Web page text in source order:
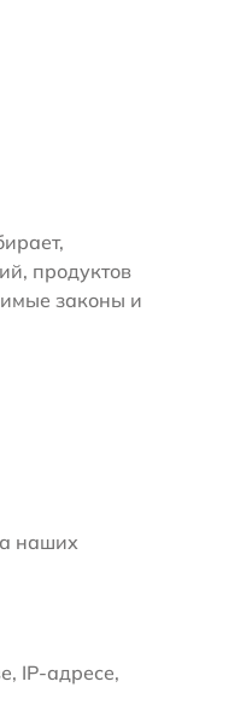
продуктов
законы и
наших
IP-адресе,